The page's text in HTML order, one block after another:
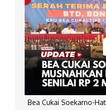
Bea Cukai Soekarno-